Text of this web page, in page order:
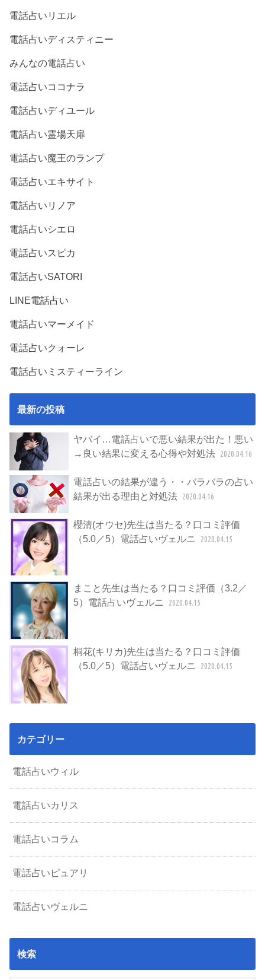
電話占いリエル
電話占いディスティニー
みんなの電話占い
電話占いココナラ
電話占いディユール
電話占い霊場天扉
電話占い魔王のランプ
電話占いエキサイト
電話占いリノア
電話占いシエロ
電話占いスピカ
電話占いSATORI
LINE電話占い
電話占いマーメイド
電話占いクォーレ
電話占いミスティーライン
最新の投稿
ヤバイ…電話占いで悪い結果が出た！悪い
→良い結果に変える心得や対処法 2020.04.16
電話占いの結果が違う・・バラバラの占い
結果が出る理由と対処法 2020.04.16
櫻清(オウセ)先生は当たる？口コミ評価
（5.0／5）電話占いヴェルニ
2020.04.15
まこと先生は当たる？口コミ評価（3.2／
5）電話占いヴェルニ
2020.04.15
桐花(キリカ)先生は当たる？口コミ評価
（5.0／5）電話占いヴェルニ
2020.04.15
カテゴリー
電話占いウィル
電話占いカリス
電話占いコラム
電話占いピュアリ
電話占いヴェルニ
検索